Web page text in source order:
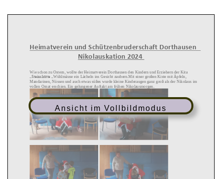
Ansicht im Vollbildmodus
Heimatverein und Schützenbruderschaft Dorthausen
Nikolauskation 2024
Wieschon zu Ostern, wollte derHeimatverein Dorthausen den Kindern und Erziehern der Kita
„Steinshütte „ Wühlmäuse ein Lächeln ins Gesicht zaubern.Mit einer großen Kiste mit Äpfeln,
Mandarinen, Nüssen und auch etwas süßes wurde kleine Kinderaugen ganz groß als der Nikolaus im
vollen Ornat erschien. Ein gelungener Auftakt am frühen Nikolausmorgen.